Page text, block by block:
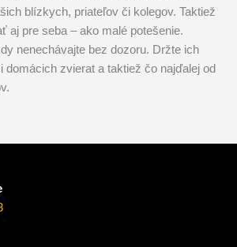
blízkych, priateľov či kolegov. Taktiež
aj pre seba – ako malé potešenie.
nenechávajte bez dozoru. Držte ich
domácich zvierat a taktiež čo najďalej od